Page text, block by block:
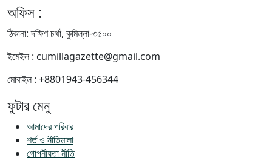
অফিস :
ঠিকানা: দক্ষিণ চর্থা, কুমিল্লা-৩৫০০
ইমেইল : cumillagazette@gmail.com
মোবাইল : +8801943-456344
ফুটার মেনু
আমাদের পরিবার
শর্ত ও নীতিমালা
গোপনীয়তা নীতি